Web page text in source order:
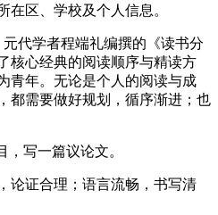
在区、学校及个人信息。
元代学者程端礼编撰的《读书分
核心经典的阅读顺序与精读方
青年。无论是个人的阅读与成
都需要做好规划，循序渐进；也
，写一篇议论文。
论证合理；语言流畅，书写清